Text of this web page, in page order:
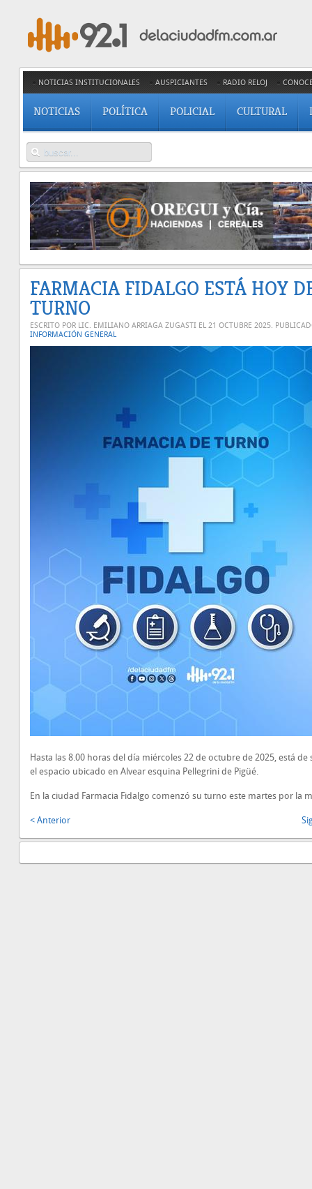
NOTICIAS INSTITUCIONALES AUSPICIANTES RADIO RELOJ
NOTICIAS POLÍTICA POLICIAL CULTURAL
FARMACIA FIDALGO ESTÁ HOY
TURNO
ESCRITO POR LIC. EMILIANO ARRIAGA ZUGASTI EL 21 OCTUBRE 2025.
INFORMACIÓN GENERAL
Hasta las 8.00 horas del día miércoles 22 de octubre de 2025, está de
el espacio ubicado en Alvear esquina Pellegrini de Pigüé.
En la ciudad Farmacia Fidalgo comenzó su turno este martes por la
< Anterior